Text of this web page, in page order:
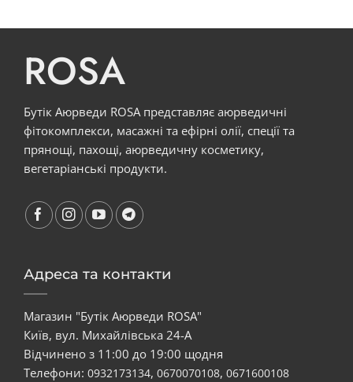
ROSA
Бутік Аюрведи ROSA представляє аюрведичні
фітокомплекси, масажні та ефірні олії, спеції та
прянощі, пахощі, аюрведичну косметику,
вегетаріанські продукти.
Адреса та контакти
Магазин "Бутік Аюрведи ROSA"
Київ, вул. Михайлівська 24-А
Відчинено з 11:00 до 19:00 щодня
Телефони: 0932173134, 0670070108, 0671600108